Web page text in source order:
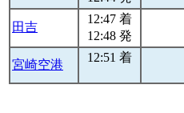
田吉
12:47 着
12:48 発
宮崎空港
12:51 着